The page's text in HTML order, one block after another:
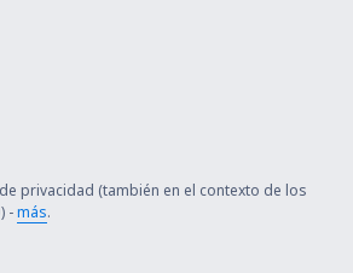
privacidad (también en el contexto de los
-más.